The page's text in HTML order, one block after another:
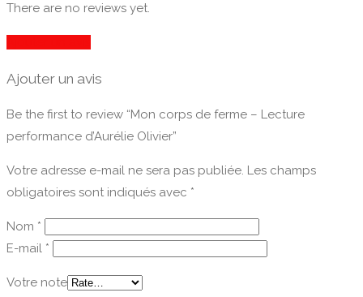
There are no reviews yet.
Ajouter un avis
Be the first to review “Mon corps de ferme – Lecture
performance d’Aurélie Olivier”
Votre adresse e-mail ne sera pas publiée. Les champs
obligatoires sont indiqués avec *
Nom *
E-mail *
Votre note